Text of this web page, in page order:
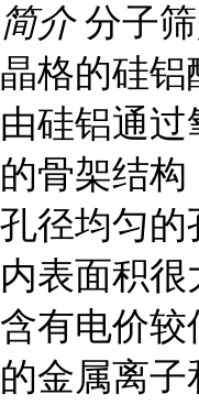
简介 分子
晶格的硅
由硅铝通
的骨架结构
孔径均匀的
内表面积
含有电价较
的金属离子